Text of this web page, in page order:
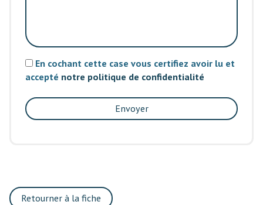
En cochant cette case vous certifiez avoir lu et
accepté notre politique de confidentialité
Envoyer
Retourner à la fiche